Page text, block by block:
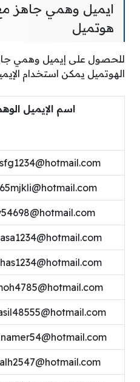
ايميل وهمي جاهز
هوتميل
للحصول على إيميل وهمي
الهوتميل يمكن استخدام
اسم الإيميل